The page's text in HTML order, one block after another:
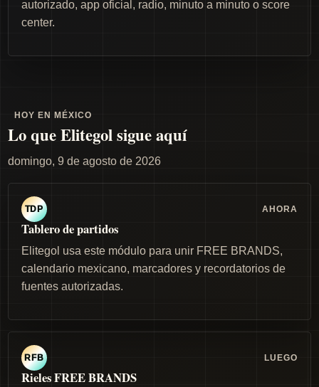
autorizado, app oficial, radio, minuto a minuto o score
center.
HOY EN MÉXICO
Lo que Elitegol sigue aquí
domingo, 9 de agosto de 2026
TDP AHORA
Tablero de partidos
Elitegol usa este módulo para unir FREE BRANDS,
calendario mexicano, marcadores y recordatorios de
fuentes autorizadas.
RFB LUEGO
Rieles FREE BRANDS